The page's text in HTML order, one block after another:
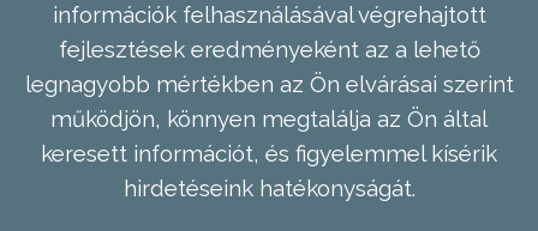
információk felhasználásával végrehajtott
fejlesztések eredményeként az a lehető
legnagyobb mértékben az Ön elvárásai szerint
működjön, könnyen megtalálja az Ön által
keresett információt, és figyelemmel kísérik
hirdetéseink hatékonyságát.